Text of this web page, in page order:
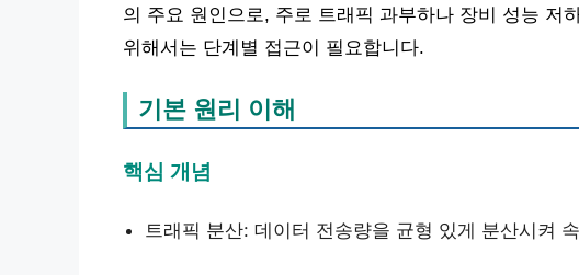
의 주요 원인으로, 주로 트래픽 과부하나 장비 성능 저
위해서는 단계별 접근이 필요합니다.
기본 원리 이해
핵심 개념
트래픽 분산: 데이터 전송량을 균형 있게 분산시켜